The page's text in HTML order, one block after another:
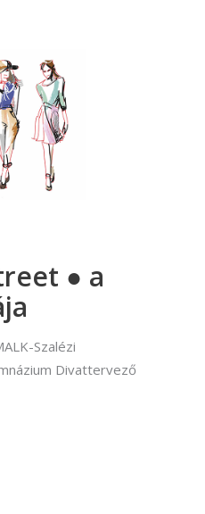
● a
Szalézi
Divattervező